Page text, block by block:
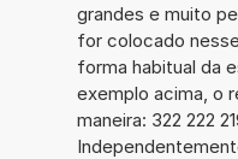
grandes e muito
for colocado
forma habitual da
exemplo acima, o
maneira: 322 222